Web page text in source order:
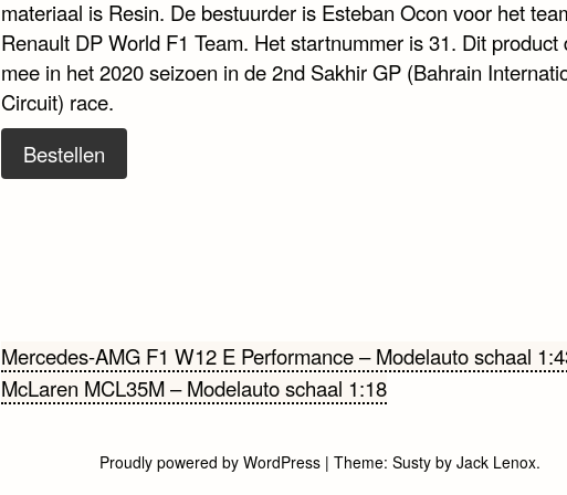
materiaal is Resin. De bestuurder is Esteban Ocon voor het
Renault DP World F1 Team. Het startnummer is 31. Dit product
mee in het 2020 seizoen in de 2nd Sakhir GP (Bahrain
Circuit) race.
Bestellen
Bericht
navigatie
Mercedes-AMG F1 W12 E Performance – Modelauto schaal
McLaren MCL35M – Modelauto schaal 1:18
Proudly powered by WordPress | Theme: Sustyby Jack Lenox.